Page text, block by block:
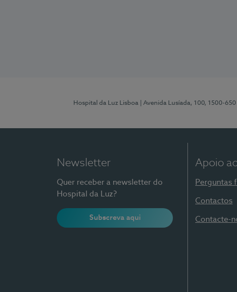
Hospital da Luz Lisboa | Avenida Lusíada, 100, 1500-
Newsletter
Quer receber a newsletter do
Hospital da Luz?
Subscreva aqui
Apoio
Perguntas
Contactos
Contacte-